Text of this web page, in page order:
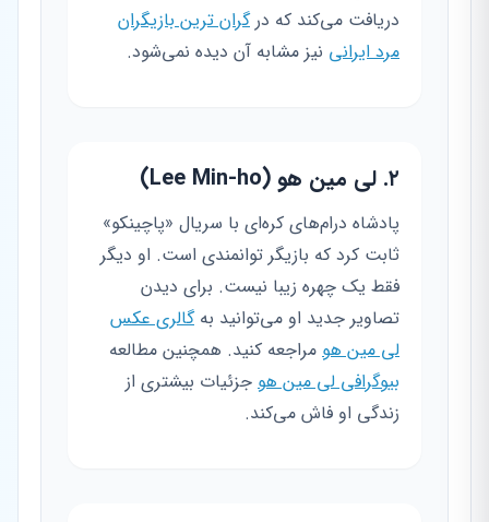
دریافت می‌کند که درگران ترین بازیگران
مرد ایرانی نیز مشابه آن دیده نمی‌شود.
۲. لی مین هو (Lee Min-ho)
پادشاه درام‌های کره‌ای با سریال «پاچینکو»
ثابت کرد که بازیگر توانمندی است. او دیگر
فقط یک چهره زیبا نیست. برای دیدن
تصاویر جدید او می‌توانید بهگالری عکس
لی مین هو مراجعه کنید. همچنین مطالعه
بیوگرافی لی مین هو جزئیات بیشتری از
زندگی او فاش می‌کند.